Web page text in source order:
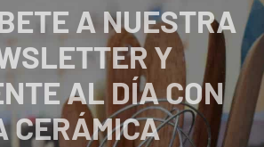
A NUESTRA
Y
AL DÍA CON
CERÁMICA